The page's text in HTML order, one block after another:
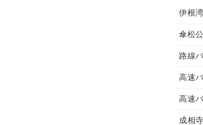
伊根
傘松
路線
高速
高速
成相